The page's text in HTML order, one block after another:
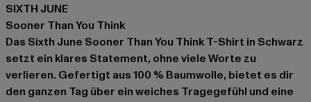
SIXTH JUNE
Sooner Than You Think
Das Sixth June Sooner Than You Think T-Shirt in Schwarz
setzt ein klares Statement, ohne viele Worte zu
verlieren. Gefertigt aus 100 % Baumwolle, bietet es dir
den ganzen Tag über ein weiches Tragegefühl und eine